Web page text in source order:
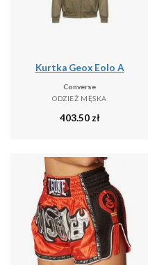
Kurtka Geox Eolo A
Converse
ODZIEŻ MĘSKA
403.50 zł